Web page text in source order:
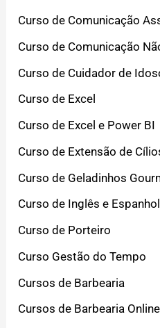
Curso de Comunicação
Curso de Comunicação
Curso de Cuidador de
Curso de Excel
Curso de Excel e Power BI
Curso de Extensão de
Curso de Geladinhos
Curso de Inglês e Espanhol
Curso de Porteiro
Curso Gestão do Tempo
Cursos de Barbearia
Cursos de Barbearia Online